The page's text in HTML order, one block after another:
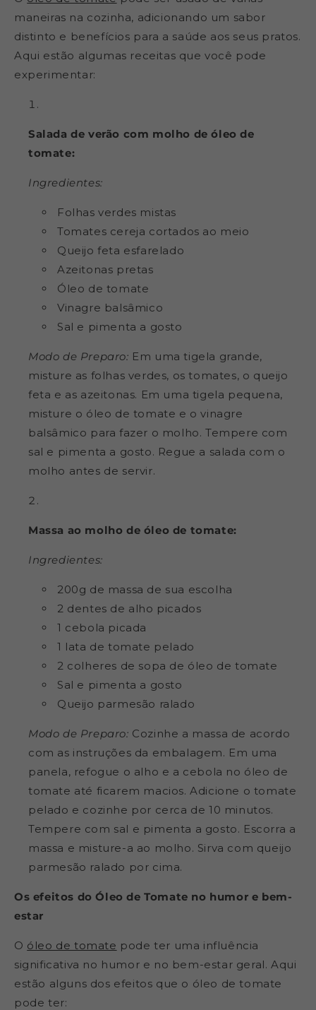
maneiras na cozinha, adicionando um sabor
distinto e benefícios para a saúde aos seus pratos.
Aqui estão algumas receitas que você pode
experimentar:
Salada de verão com molho de óleo de
tomate:
Ingredientes:
Folhas verdes mistas
Tomates cereja cortados ao meio
Queijo feta esfarelado
Azeitonas pretas
Óleo de tomate
Vinagre balsâmico
Sal e pimenta a gosto
Modo de Preparo: Em uma tigela grande,
misture as folhas verdes, os tomates, o queijo
feta e as azeitonas. Em uma tigela pequena,
misture o óleo de tomate e o vinagre
balsâmico para fazer o molho. Tempere com
sal e pimenta a gosto. Regue a salada com o
molho antes de servir.
Massa ao molho de óleo de tomate:
Ingredientes:
200g de massa de sua escolha
2 dentes de alho picados
1 cebola picada
1 lata de tomate pelado
2 colheres de sopa de óleo de tomate
Sal e pimenta a gosto
Queijo parmesão ralado
Modo de Preparo: Cozinhe a massa de acordo
com as instruções da embalagem. Em uma
panela, refogue o alho e a cebola no óleo de
tomate até ficarem macios. Adicione o tomate
pelado e cozinhe por cerca de 10 minutos.
Tempere com sal e pimenta a gosto. Escorra a
massa e misture-a ao molho. Sirva com queijo
parmesão ralado por cima.
Os efeitos do Óleo de Tomate no humor e bem-
estar
O óleo de tomate pode ter uma influência
significativa no humor e no bem-estar geral. Aqui
estão alguns dos efeitos que o óleo de tomate
pode ter: